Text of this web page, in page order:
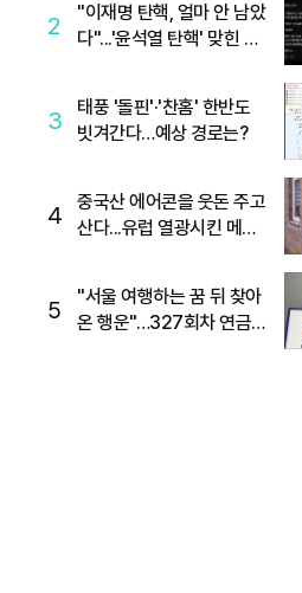
2
"이재명 탄핵, 얼마 안 남았
다"...'윤석열 탄핵' 맞힌 무
3
태풍 '돌핀'·'찬홈' 한반도
빗겨간다…예상 경로는?
4
중국산 에어콘을 웃돈 주고
산다...유럽 열광시킨 메이
5
"서울 여행하는 꿈 뒤 찾아
온 행운"…327회차 연금